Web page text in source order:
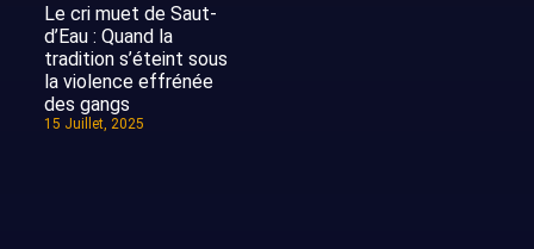
Le cri muet de Saut-
d’Eau : Quand la
tradition s’éteint sous
la violence effrénée
des gangs
15 Juillet, 2025